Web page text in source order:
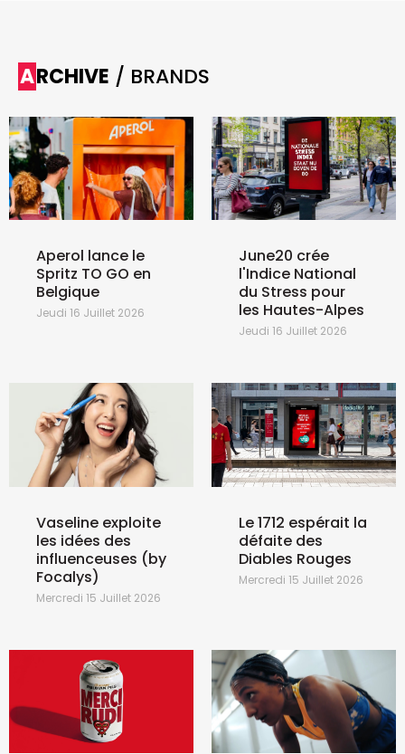
ARCHIVE / BRANDS
Aperol lance le
Spritz TO GO en
Belgique
Jeudi 16 Juillet 2026
June20 crée
l'Indice National
du Stress pour
les Hautes-Alpes
Jeudi 16 Juillet 2026
Vaseline exploite
les idées des
influenceuses (by
Focalys)
Mercredi 15 Juillet 2026
Le 1712 espérait la
défaite des
Diables Rouges
Mercredi 15 Juillet 2026